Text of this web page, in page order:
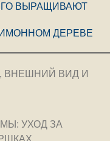
ВЫРАЩИВАЮТ
ДЕРЕВЕ
ВНЕШНИЙ ВИД И
УХОД ЗА